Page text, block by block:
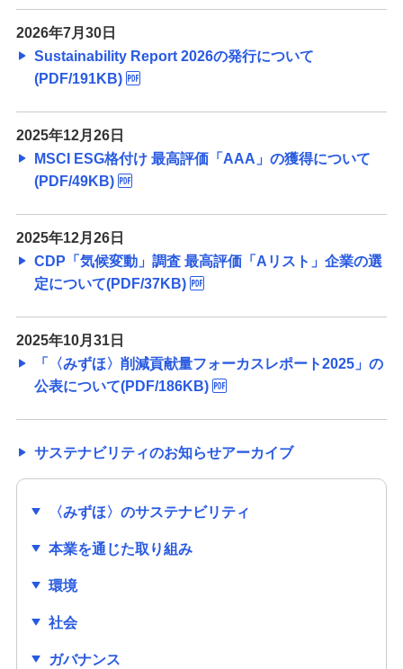
2026年7月30日
Sustainability Report 2026の発行について
(PDF/191KB)
2025年12月26日
MSCI ESG格付け 最高評価「AAA」の獲得について
(PDF/49KB)
2025年12月26日
CDP「気候変動」調査 最高評価「Aリスト」企業の選
定について(PDF/37KB)
2025年10月31日
「〈みずほ〉削減貢献量フォーカスレポート2025」の
公表について(PDF/186KB)
サステナビリティのお知らせアーカイブ
〈みずほ〉のサステナビリティ
本業を通じた取り組み
環境
社会
ガバナンス